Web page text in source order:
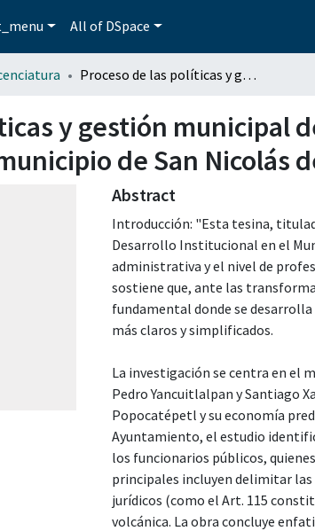
All of DSpace
Proceso de las políticas y gestión municipal del estado de Puebla: Desarrollo institucional en el municipio de San Nicolás de Los Ranchos, Puebla
y gestión municipal
de San Nicolás
Abstract
Introducción: "Esta tesina,
Desarrollo Institucional en el
administrativa y el nivel de
sostiene que, ante las
fundamental donde se
más claros y simplificados.
La investigación se centra en el
Pedro Yancuitlalpan y Santiago
Popocatépetl y su economía
Ayuntamiento, el estudio
los funcionarios públicos,
principales incluyen delimitar
jurídicos (como el Art. 115
volcánica. La obra concluye